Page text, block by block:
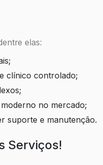
elas:
clínico controlado;
no mercado;
suporte e manutenção.
Serviços!